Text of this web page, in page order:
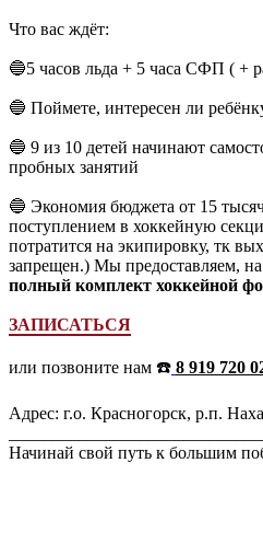
Что вас ждёт:
🔵5 часов льда + 5 часа СФП ( +
🔵 Поймете, интересен ли
🔵 9 из 10 детей начинают
пробных занятий
🔵 Экономия бюджета от 15
поступлением в хоккейную
потратится на экипировку, тк
запрещен.) Мы предоставляем,
полный комплект хоккейной
ЗАПИСАТЬСЯ
или позвоните нам ☎️ 8 919 720
Адрес: г.о. Красногорск, р.п.
Начинай свой путь к большим